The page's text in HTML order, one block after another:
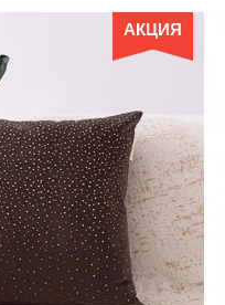
АКЦИЯ